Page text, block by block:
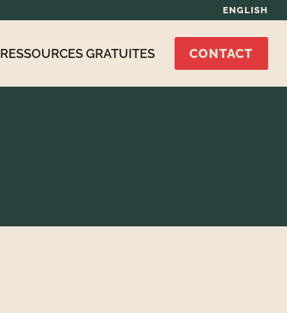
ENGLISH
RESSOURCES GRATUITES CONTACT